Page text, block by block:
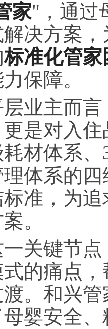
家"，通过
决方案
标准化管家
保障。
业主而
是对入
材体系
体系的
准，为
。
关键节
的痛点
。和兴
婴安全